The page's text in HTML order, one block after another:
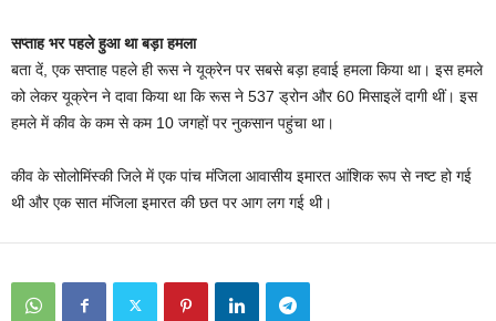
सप्ताह भर पहले हुआ था बड़ा हमला
बता दें, एक सप्ताह पहले ही रूस ने यूक्रेन पर सबसे बड़ा हवाई हमला किया था। इस हमले
को लेकर यूक्रेन ने दावा किया था कि रूस ने 537 ड्रोन और 60 मिसाइलें दागी थीं। इस
हमले में कीव के कम से कम 10 जगहों पर नुकसान पहुंचा था।
कीव के सोलोमिंस्की जिले में एक पांच मंजिला आवासीय इमारत आंशिक रूप से नष्ट हो गई
थी और एक सात मंजिला इमारत की छत पर आग लग गई थी।